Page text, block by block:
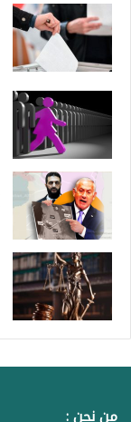
من نحن :